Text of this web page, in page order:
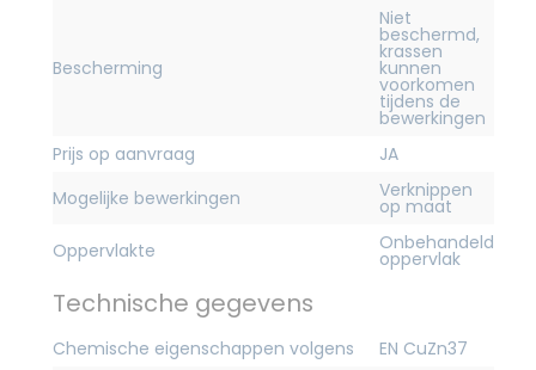
Bescherming
Niet
beschermd,
krassen
kunnen
voorkomen
tijdens de
bewerkingen
Prijs op aanvraag
JA
Mogelijke bewerkingen
Verknippen
op maat
Oppervlakte
Onbehandeld
oppervlak
Technische gegevens
Chemische eigenschappen volgens
EN CuZn37